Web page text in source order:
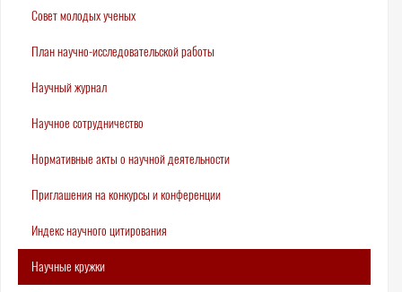
Совет молодых ученых
План научно-исследовательской работы
Научный журнал
Научное сотрудничество
Нормативные акты о научной деятельности
Приглашения на конкурсы и конференции
Индекс научного цитирования
Научные кружки